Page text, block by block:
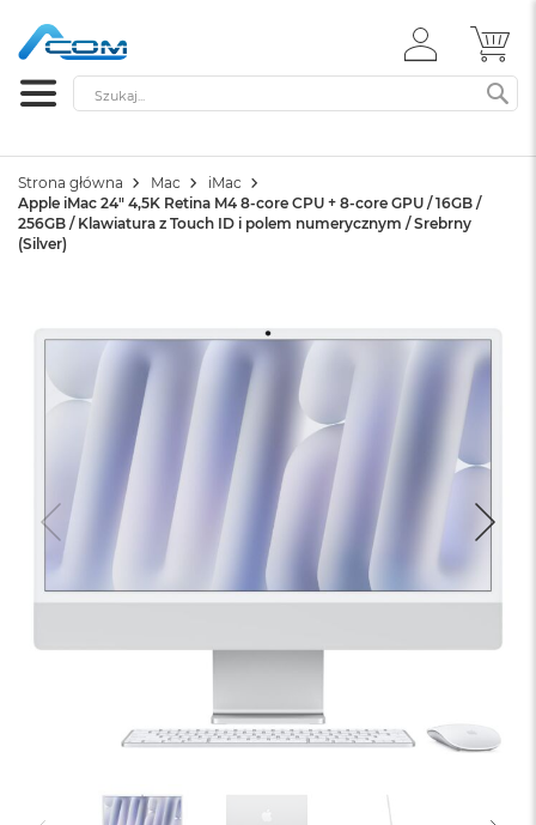
ZALOGUJ
SIĘ
Szukaj
Strona główna Mac
iMac
Apple iMac 24" 4,5K Retina M4 8-core CPU + 8-core GPU / 16GB /
256GB / Klawiatura z Touch ID i polem numerycznym / Srebrny
(Silver)